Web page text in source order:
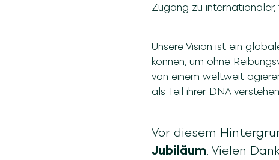
Zugang zu
Unsere Vision ist ein
können, um ohne
von einem weltweit
als Teil ihrer DNA verstehen.
Vor diesem
Jubiläum . Vielen